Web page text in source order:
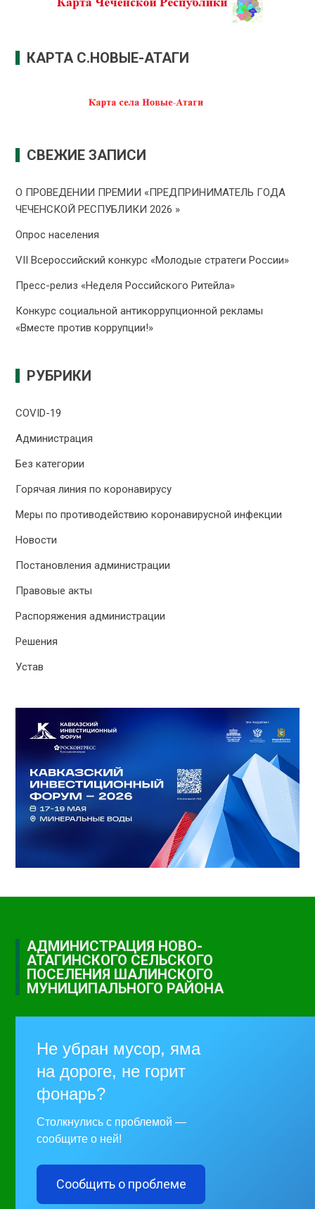
КАРТА С.НОВЫЕ-АТАГИ
СВЕЖИЕ ЗАПИСИ
О ПРОВЕДЕНИИ ПРЕMИИ «ПРЕДПРИНИМАТЕЛЬ ГОДА
ЧЕЧЕНСКОЙ РЕСПУБЛИКИ 2026 »
Опрос населения
VII Всероссийский конкурс «Молодые стратеги России»
Пресс-релиз «Неделя Российского Ритейла»
Конкурс социальной антикоррупционной рекламы
«Вместе против коррупции!»
РУБРИКИ
COVID-19
Администрация
Без категории
Горячая линия по коронавирусу
Меры по противодействию коронавирусной инфекции
Новости
Постановления администрации
Правовые акты
Распоряжения администрации
Решения
Устав
АДМИНИСТРАЦИЯ НОВО-
АТАГИНСКОГО СЕЛЬСКОГО
ПОСЕЛЕНИЯ ШАЛИНСКОГО
МУНИЦИПАЛЬНОГО РАЙОНА
Не убран мусор, яма
на дороге, не горит
фонарь?
Столкнулись с проблемой —
сообщите о ней!
Сообщить о проблеме